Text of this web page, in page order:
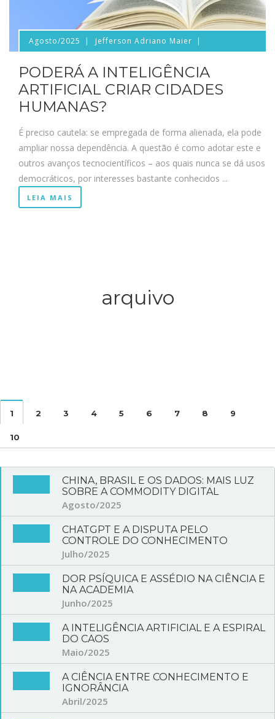
Agosto/2025 Jefferson Adriano Maier
PODERÁ A INTELIGÊNCIA
ARTIFICIAL CRIAR CIDADES
HUMANAS?
É preciso cautela: se empregada de forma alienada, ela pode
ampliar nossa dependência. A questão é como adotar este e
outros avanços tecnocientíficos – aos quais nunca se dá usos
democráticos, por interesses bastante conhecidos ...
LEIA MAIS
arquivo
1 2 3 4 5 6 7 8 9
10
CHINA, BRASIL E OS DADOS: MAIS LUZ
SOBRE A COMMODITY DIGITAL
Agosto/2025
CHATGPT E A DISPUTA PELO
CONTROLE DO CONHECIMENTO
Julho/2025
DOR PSÍQUICA E ASSÉDIO NA CIÊNCIA E
NA ACADEMIA
Junho/2025
A INTELIGÊNCIA ARTIFICIAL E A ESPIRAL
DO CAOS
Maio/2025
A CIÊNCIA ENTRE CONHECIMENTO E
IGNORÂNCIA
Abril/2025